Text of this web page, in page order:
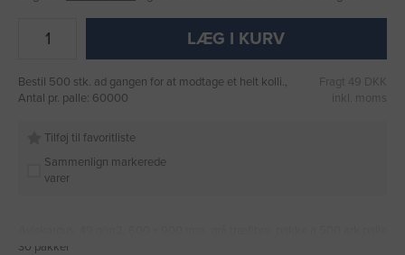
LÆG I KURV
Bestil 500 stk. ad gangen for at modtage et helt kolli.,
Antal pr. palle: 60000
Fragt 49 DKK
inkl. moms
Tilføj til favoritliste
Sammenlign markerede
varer
30 pakker